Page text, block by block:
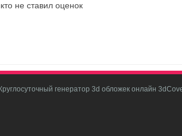
не ставил оценок
Круглосуточный генератор 3d обложек онлайн